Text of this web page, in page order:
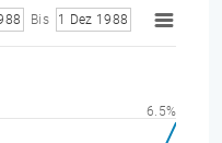
Bis 1 Dez 1988
6.5%